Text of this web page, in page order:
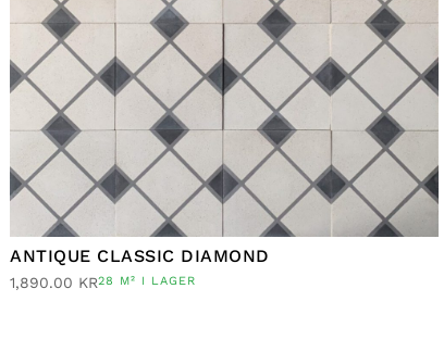
ANTIQUE CLASSIC DIAMOND
1,890.00 KR28 M² I LAGER